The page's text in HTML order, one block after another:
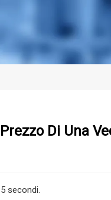
Di Una
secondi.